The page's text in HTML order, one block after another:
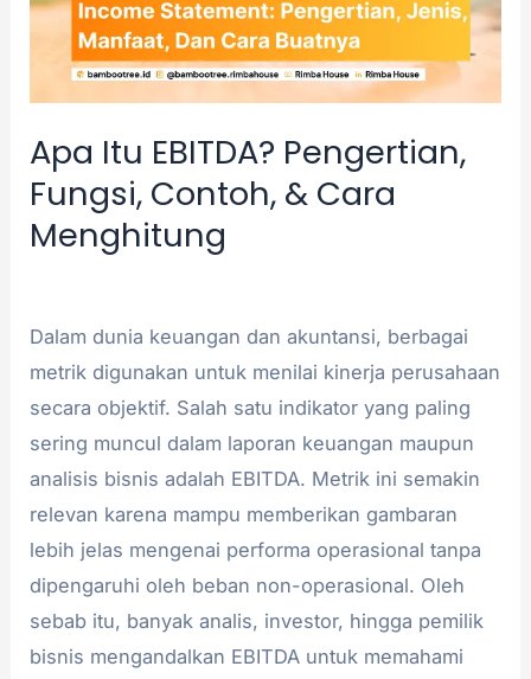
Apa Itu EBITDA? Pengertian,
Fungsi, Contoh, & Cara
Menghitung
Dalam dunia keuangan dan akuntansi, berbagai
metrik digunakan untuk menilai kinerja perusahaan
secara objektif. Salah satu indikator yang paling
sering muncul dalam laporan keuangan maupun
analisis bisnis adalah EBITDA. Metrik ini semakin
relevan karena mampu memberikan gambaran
lebih jelas mengenai performa operasional tanpa
dipengaruhi oleh beban non-operasional. Oleh
sebab itu, banyak analis, investor, hingga pemilik
bisnis mengandalkan EBITDA untuk memahami
Cara